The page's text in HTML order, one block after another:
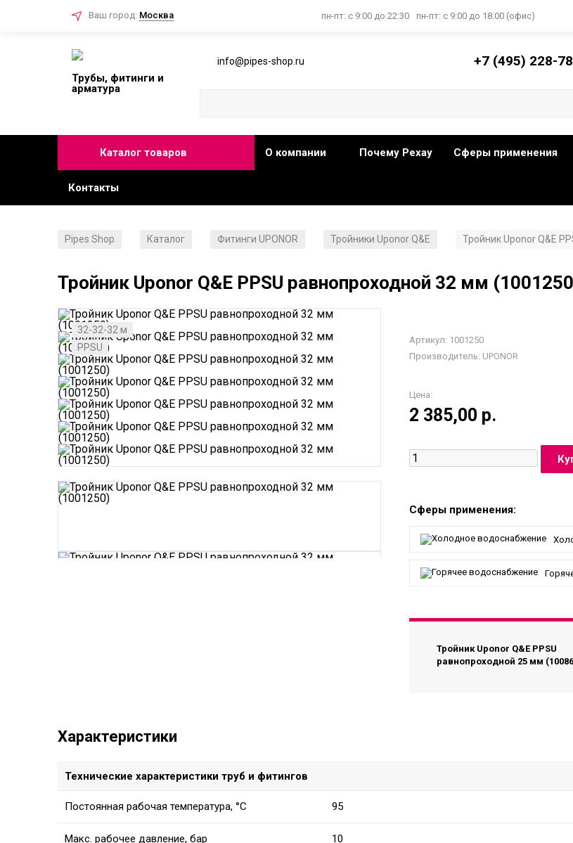
Ваш город: Москва пн-пт: с 9:00 до 22:30 пн-пт: с 9:00 до 18:00 (офис)
Трубы, фитинги и
арматура
info@pipes-shop.ru +7 (495) 228-
Каталог товаров О компании Почему Рехау Сферы применения
Контакты
Pipes Shop Каталог Фитинги UPONOR Тройники Uponor Q&E Тройник Uponor Q&E
Тройник Uponor Q&E PPSU равнопроходной 32 мм
32-32-32 м
PPSU
Артикул: 1001250
Производитель: UPONOR
Цена:
2 385,00 р.
Сферы применения:
Тройник Uponor Q&E PPSU
равнопроходной 25 мм
Характеристики
Технические характеристики труб и фитингов
Постоянная рабочая температура, °C 95
Макс. рабочее давление, бар 10